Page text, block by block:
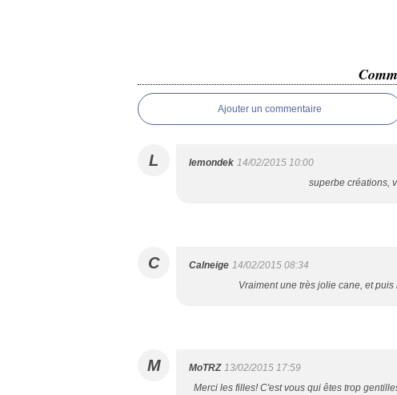
Ajouter un commentaire
L lemondek 14/02/2015 10:00
superbe créations,
C Calneige 14/02/2015 08:34
Vraiment une très jolie cane, et
M MoTRZ 13/02/2015 17:59
Merci les filles! C'est vous qui êtes trop